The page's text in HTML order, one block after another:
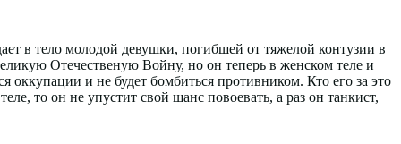
в тело молодой девушки, погибшей от тяжелой контузии в
Отечественую Войну, но он теперь в женском теле и
оккупации и не будет бомбиться противником. Кто его за это
то он не упустит свой шанс повоевать, а раз он танкист,